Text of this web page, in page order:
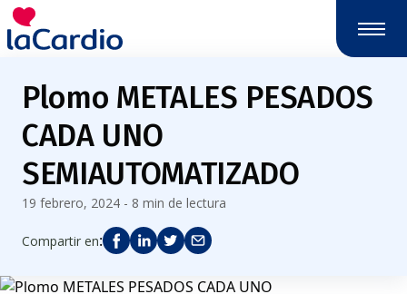
Plomo METALES PESADOS
CADA UNO
SEMIAUTOMATIZADO
19 febrero, 2024 - 8 min de lectura
Compartir en: